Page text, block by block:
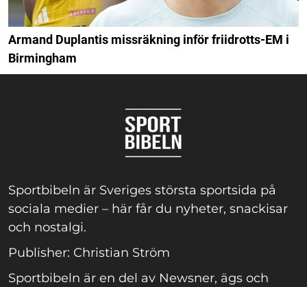
Armand Duplantis missräkning inför friidrotts-EM i
Birmingham
Sportbibeln är Sveriges största sportsida på
sociala medier – här får du nyheter, snackisar
och nostalgi.
Publisher: Christian Ström
Sportbibeln är en del av Newsner, ägs och